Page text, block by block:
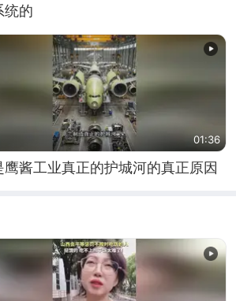
统的
01:36
鹰酱工业真正的护城河的真正原因